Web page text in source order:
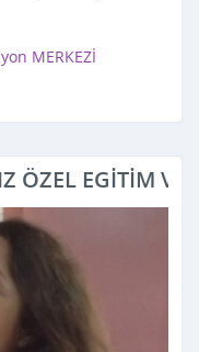
MERKEZİ
ÖZEL EGİTİM